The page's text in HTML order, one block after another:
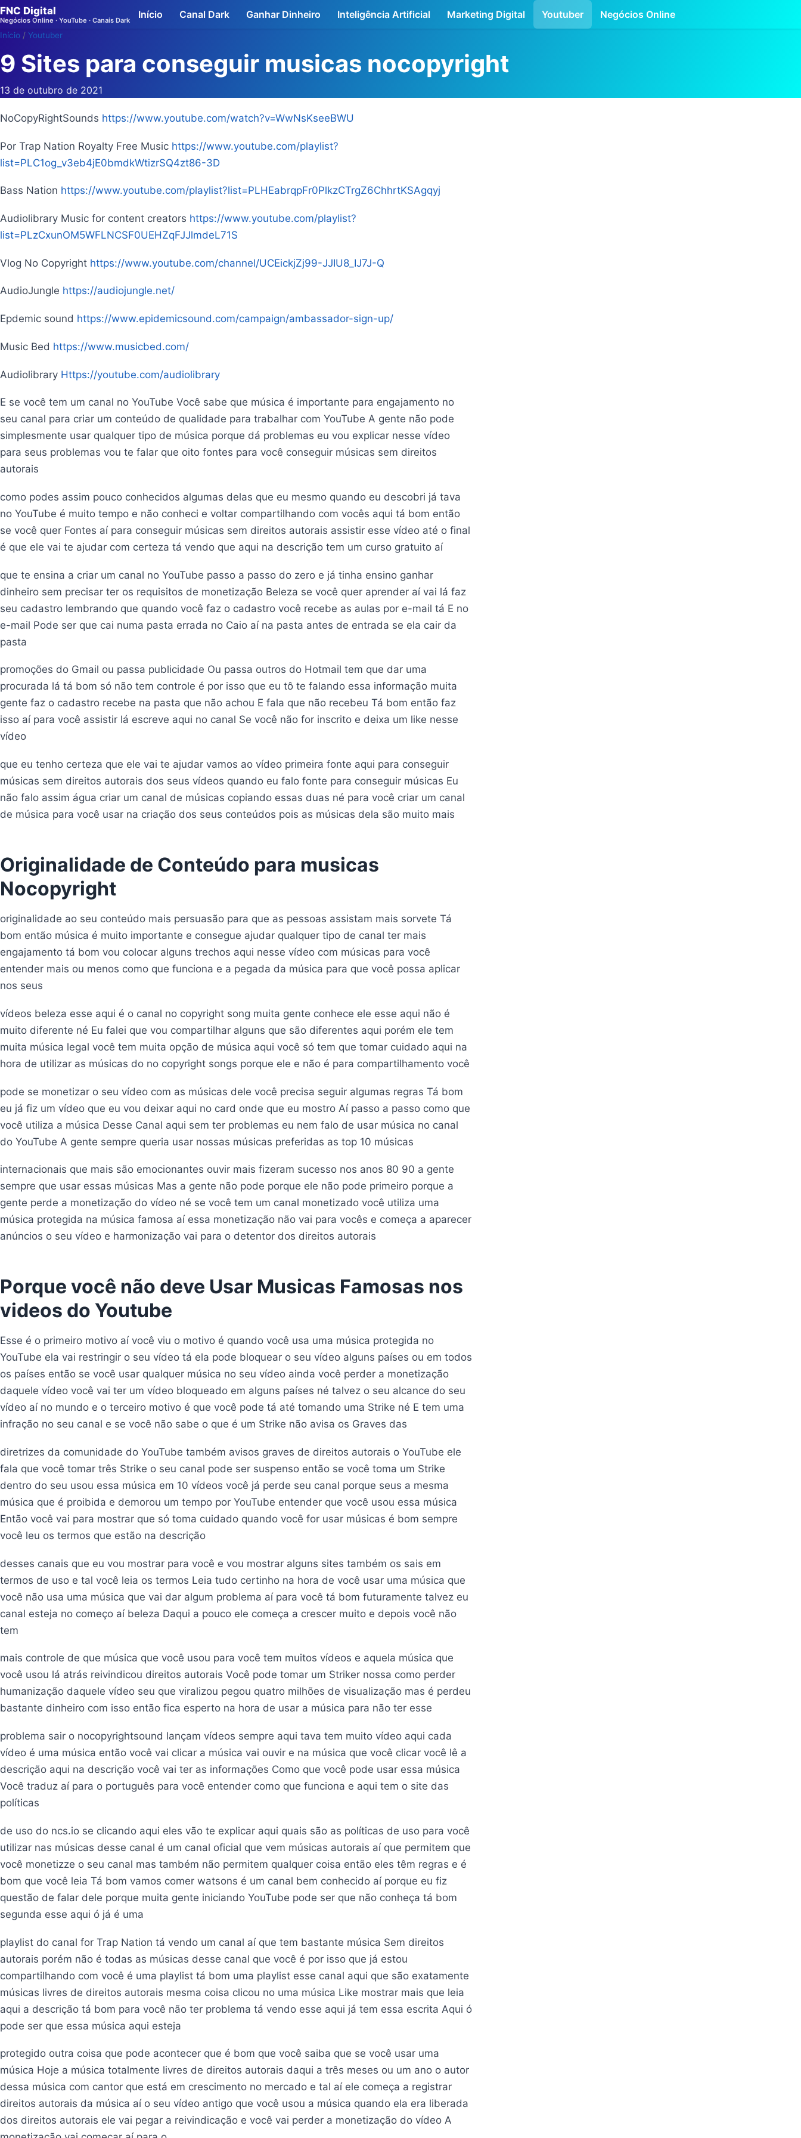
FNC Digital
Negócios Online · YouTube · Canais Dark Início Canal Dark Ganhar Dinheiro Inteligência Artificial Marketing Digital Youtuber Negócios Online
Início / Youtuber
9 Sites para conseguir musicas nocopyright
13 de outubro de 2021
NoCopyRightSounds https://www.youtube.com/watch?v=WwNsKseeBWU
Por Trap Nation Royalty Free Music https://www.youtube.com/playlist?
list=PLC1og_v3eb4jE0bmdkWtizrSQ4zt86-3D
Bass Nation https://www.youtube.com/playlist?list=PLHEabrqpFr0PlkzCTrgZ6ChhrtKSAgqyj
Audiolibrary Music for content creators https://www.youtube.com/playlist?
list=PLzCxunOM5WFLNCSF0UEHZqFJJlmdeL71S
Vlog No Copyright https://www.youtube.com/channel/UCEickjZj99-JJIU8_IJ7J-Q
AudioJungle https://audiojungle.net/
Epdemic sound https://www.epidemicsound.com/campaign/ambassador-sign-up/
Music Bed https://www.musicbed.com/
Audiolibrary Https://youtube.com/audiolibrary
E se você tem um canal no YouTube Você sabe que música é importante para engajamento no
seu canal para criar um conteúdo de qualidade para trabalhar com YouTube A gente não pode
simplesmente usar qualquer tipo de música porque dá problemas eu vou explicar nesse vídeo
para seus problemas vou te falar que oito fontes para você conseguir músicas sem direitos
autorais
como podes assim pouco conhecidos algumas delas que eu mesmo quando eu descobri já tava
no YouTube é muito tempo e não conheci e voltar compartilhando com vocês aqui tá bom então
se você quer Fontes aí para conseguir músicas sem direitos autorais assistir esse vídeo até o final
é que ele vai te ajudar com certeza tá vendo que aqui na descrição tem um curso gratuito aí
que te ensina a criar um canal no YouTube passo a passo do zero e já tinha ensino ganhar
dinheiro sem precisar ter os requisitos de monetização Beleza se você quer aprender aí vai lá faz
seu cadastro lembrando que quando você faz o cadastro você recebe as aulas por e-mail tá E no
e-mail Pode ser que cai numa pasta errada no Caio aí na pasta antes de entrada se ela cair da
pasta
promoções do Gmail ou passa publicidade Ou passa outros do Hotmail tem que dar uma
procurada lá tá bom só não tem controle é por isso que eu tô te falando essa informação muita
gente faz o cadastro recebe na pasta que não achou E fala que não recebeu Tá bom então faz
isso aí para você assistir lá escreve aqui no canal Se você não for inscrito e deixa um like nesse
vídeo
que eu tenho certeza que ele vai te ajudar vamos ao vídeo primeira fonte aqui para conseguir
músicas sem direitos autorais dos seus vídeos quando eu falo fonte para conseguir músicas Eu
não falo assim água criar um canal de músicas copiando essas duas né para você criar um canal
de música para você usar na criação dos seus conteúdos pois as músicas dela são muito mais
Originalidade de Conteúdo para musicas
Nocopyright
originalidade ao seu conteúdo mais persuasão para que as pessoas assistam mais sorvete Tá
bom então música é muito importante e consegue ajudar qualquer tipo de canal ter mais
engajamento tá bom vou colocar alguns trechos aqui nesse vídeo com músicas para você
entender mais ou menos como que funciona e a pegada da música para que você possa aplicar
nos seus
vídeos beleza esse aqui é o canal no copyright song muita gente conhece ele esse aqui não é
muito diferente né Eu falei que vou compartilhar alguns que são diferentes aqui porém ele tem
muita música legal você tem muita opção de música aqui você só tem que tomar cuidado aqui na
hora de utilizar as músicas do no copyright songs porque ele e não é para compartilhamento você
pode se monetizar o seu vídeo com as músicas dele você precisa seguir algumas regras Tá bom
eu já fiz um vídeo que eu vou deixar aqui no card onde que eu mostro Aí passo a passo como que
você utiliza a música Desse Canal aqui sem ter problemas eu nem falo de usar música no canal
do YouTube A gente sempre queria usar nossas músicas preferidas as top 10 músicas
internacionais que mais são emocionantes ouvir mais fizeram sucesso nos anos 80 90 a gente
sempre que usar essas músicas Mas a gente não pode porque ele não pode primeiro porque a
gente perde a monetização do vídeo né se você tem um canal monetizado você utiliza uma
música protegida na música famosa aí essa monetização não vai para vocês e começa a aparecer
anúncios o seu vídeo e harmonização vai para o detentor dos direitos autorais
Porque você não deve Usar Musicas Famosas nos
videos do Youtube
Esse é o primeiro motivo aí você viu o motivo é quando você usa uma música protegida no
YouTube ela vai restringir o seu vídeo tá ela pode bloquear o seu vídeo alguns países ou em todos
os países então se você usar qualquer música no seu vídeo ainda você perder a monetização
daquele vídeo você vai ter um vídeo bloqueado em alguns países né talvez o seu alcance do seu
vídeo aí no mundo e o terceiro motivo é que você pode tá até tomando uma Strike né E tem uma
infração no seu canal e se você não sabe o que é um Strike não avisa os Graves das
diretrizes da comunidade do YouTube também avisos graves de direitos autorais o YouTube ele
fala que você tomar três Strike o seu canal pode ser suspenso então se você toma um Strike
dentro do seu usou essa música em 10 vídeos você já perde seu canal porque seus a mesma
música que é proibida e demorou um tempo por YouTube entender que você usou essa música
Então você vai para mostrar que só toma cuidado quando você for usar músicas é bom sempre
você leu os termos que estão na descrição
desses canais que eu vou mostrar para você e vou mostrar alguns sites também os sais em
termos de uso e tal você leia os termos Leia tudo certinho na hora de você usar uma música que
você não usa uma música que vai dar algum problema aí para você tá bom futuramente talvez eu
canal esteja no começo aí beleza Daqui a pouco ele começa a crescer muito e depois você não
tem
mais controle de que música que você usou para você tem muitos vídeos e aquela música que
você usou lá atrás reivindicou direitos autorais Você pode tomar um Striker nossa como perder
humanização daquele vídeo seu que viralizou pegou quatro milhões de visualização mas é perdeu
bastante dinheiro com isso então fica esperto na hora de usar a música para não ter esse
problema sair o nocopyrightsound lançam vídeos sempre aqui tava tem muito vídeo aqui cada
vídeo é uma música então você vai clicar a música vai ouvir e na música que você clicar você lê a
descrição aqui na descrição você vai ter as informações Como que você pode usar essa música
Você traduz aí para o português para você entender como que funciona e aqui tem o site das
políticas
de uso do ncs.io se clicando aqui eles vão te explicar aqui quais são as políticas de uso para você
utilizar nas músicas desse canal é um canal oficial que vem músicas autorais aí que permitem que
você monetizze o seu canal mas também não permitem qualquer coisa então eles têm regras e é
bom que você leia Tá bom vamos comer watsons é um canal bem conhecido aí porque eu fiz
questão de falar dele porque muita gente iniciando YouTube pode ser que não conheça tá bom
segunda esse aqui ó já é uma
playlist do canal for Trap Nation tá vendo um canal aí que tem bastante música Sem direitos
autorais porém não é todas as músicas desse canal que você é por isso que já estou
compartilhando com você é uma playlist tá bom uma playlist esse canal aqui que são exatamente
músicas livres de direitos autorais mesma coisa clicou no uma música Like mostrar mais que leia
aqui a descrição tá bom para você não ter problema tá vendo esse aqui já tem essa escrita Aqui ó
pode ser que essa música aqui esteja
protegido outra coisa que pode acontecer que é bom que você saiba que se você usar uma
música Hoje a música totalmente livres de direitos autorais daqui a três meses ou um ano o autor
dessa música com cantor que está em crescimento no mercado e tal aí ele começa a registrar
direitos autorais da música aí o seu vídeo antigo que você usou a música quando ela era liberada
dos direitos autorais ele vai pegar a reivindicação e você vai perder a monetização do vídeo A